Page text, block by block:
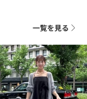
一覧を見る